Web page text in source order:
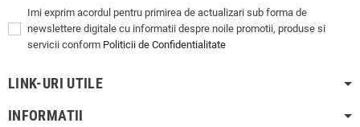
Imi exprim acordul pentru primirea de actualizari sub forma de
newslettere digitale cu informatii despre noile promotii, produse si
servicii conform Politicii de Confidentialitate
LINK-URI UTILE
INFORMATII